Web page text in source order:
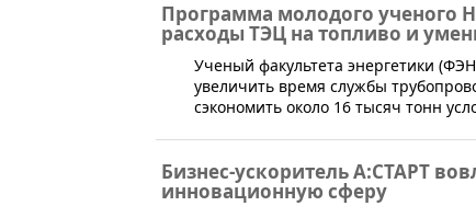
Программа молодого ученого
расходы ТЭЦ на топливо и
​Ученый факультета энергетики
увеличить время службы
сэкономить около 16 тысяч тонн
Бизнес-ускоритель А:СТАРТ
инновационную сферу